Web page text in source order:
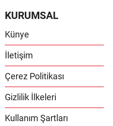
KURUMSAL
Künye
İletişim
Çerez Politikası
Gizlilik İlkeleri
Kullanım Şartları